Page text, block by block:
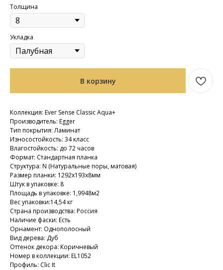
Толщина
Укладка
В корзину
Коллекция: Ever Sense Classic Aqua+
Производитель: Egger
Тип покрытия: Ламинат
Износостойкость: 34 класс
Влагостойкость: до 72 часов
Формат: Стандартная планка
Структура: N (Натуральные поры, матовая)
Размер планки: 1292х193х8мм
Штук в упаковке: 8
Площадь в упаковке: 1,9948м2
Вес упаковки:14,54 кг
Страна производства: Россия
Наличие фаски: Есть
Орнамент: Однополосный
Вид дерева: Дуб
Оттенок декора: Коричневый
Номер в коллекции: EL1052
Профиль: Clic It